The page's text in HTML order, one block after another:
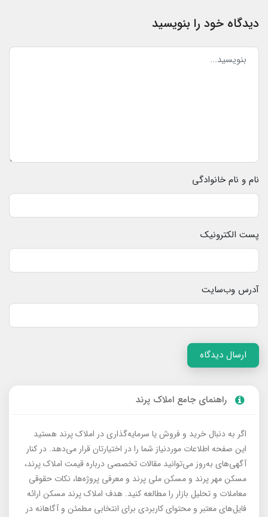
دیدگاه خود را بنویسید
نام و نام خانوادگی
پست الکترونیک
آدرس وب‌سایت
ارسال دیدگاه
راهنمای جامع املاک پرند
اگر به دنبال خرید و فروش یا سرمایه‌گذاری در املاک پرند هستید
این صفحه اطلاعات موردنیاز شما را در اختیارتان قرار می‌دهد. در کنار
آگهی‌های به‌روز می‌توانید مقالات تخصصی درباره قیمت املاک پرند،
مسکن مهر پرند و مسکن ملی پرند و معرفی پروژه‌ها، نکات حقوقی
معاملات و تحلیل بازار را مطالعه کنید. هدف املاک پرند مسکن ارائه
فایل‌های معتبر و محتوای کاربردی برای انتخابی مطمئن و آگاهانه در